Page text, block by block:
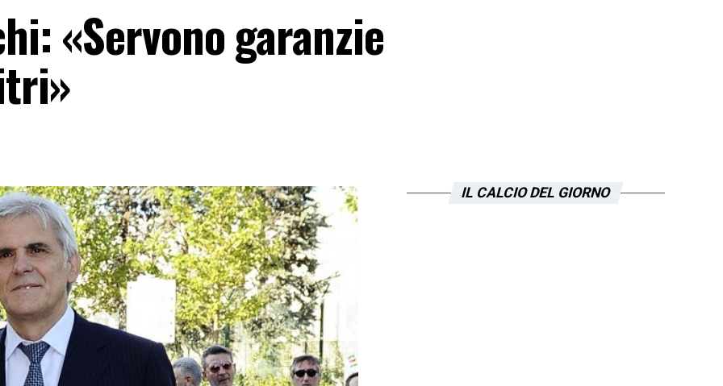
«Servono garanzie
IL CALCIO DEL GIORNO